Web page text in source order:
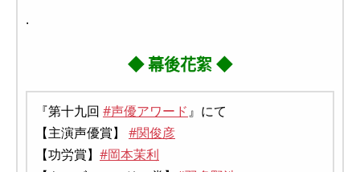
.
◆ 幕後花絮 ◆
『第十九回 #声優アワード』にて
【主演声優賞】 #関俊彦
【功労賞】 #岡本茉利